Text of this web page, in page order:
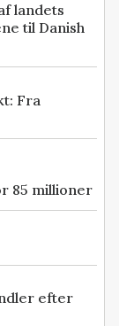
landets
til Danish
Fra
85 millioner
efter